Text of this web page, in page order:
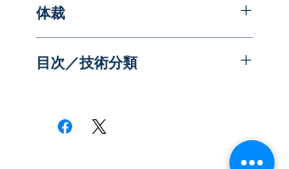
体裁
目次／技術分類